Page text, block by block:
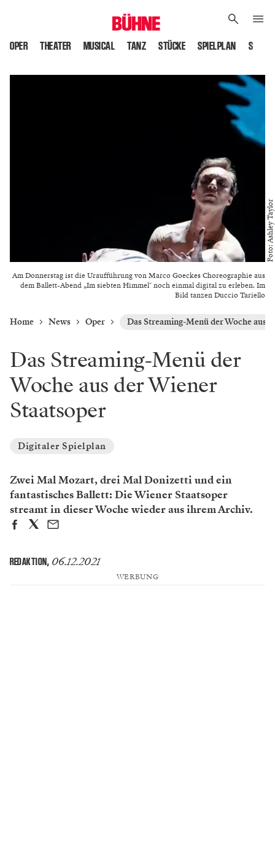
OPER THEATER MUSICAL TANZ STÜCKE SPIELPLAN
Am Donnerstag ist die Uraufführung von Marco Goeckes Choreographie aus
dem Ballett-Abend „Im siebten Himmel" noch einmal digital zu erleben. Im
Bild tanzen Duccio Tariello
Foto: Ashley Taylor
Home News Oper Das Streaming-Menü der Woche aus
Das Streaming-Menü der
Woche aus der Wiener
Staatsoper
Digitaler Spielplan
Zwei Mal Mozart, drei Mal Donizetti und ein
fantastisches Ballett: Die Wiener Staatsoper
streamt in dieser Woche wieder aus ihrem Archiv.
REDAKTION, 06.12.2021
WERBUNG